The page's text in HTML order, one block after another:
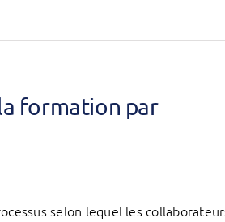
formation par
selon lequel les